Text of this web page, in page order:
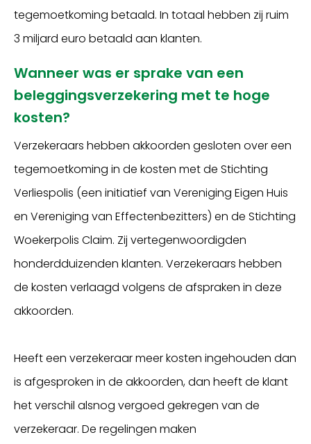
tegemoetkoming betaald. In totaal hebben zij ruim
3 miljard euro betaald aan klanten.
Wanneer was er sprake van een
beleggingsverzekering met te hoge
kosten?
Verzekeraars hebben akkoorden gesloten over een
tegemoetkoming in de kosten met de Stichting
Verliespolis (een initiatief van Vereniging Eigen Huis
en Vereniging van Effectenbezitters) en de Stichting
Woekerpolis Claim. Zij vertegenwoordigden
honderdduizenden klanten. Verzekeraars hebben
de kosten verlaagd volgens de afspraken in deze
akkoorden.
Heeft een verzekeraar meer kosten ingehouden dan
is afgesproken in de akkoorden, dan heeft de klant
het verschil alsnog vergoed gekregen van de
verzekeraar. De regelingen maken